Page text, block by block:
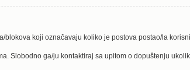
koji označavaju koliko je postova postao/la
Slobodno ga/ju kontaktiraj sa upitom o dopuštenju